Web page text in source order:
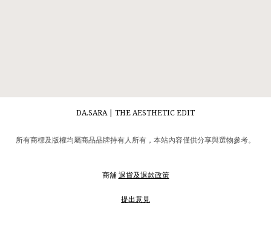
DA.SARA | THE AESTHETIC EDIT
所有商標及版權均屬商品品牌持有人所有，本站內容僅供分享與選物參考。
商舖退貨及退款政策
提出意見